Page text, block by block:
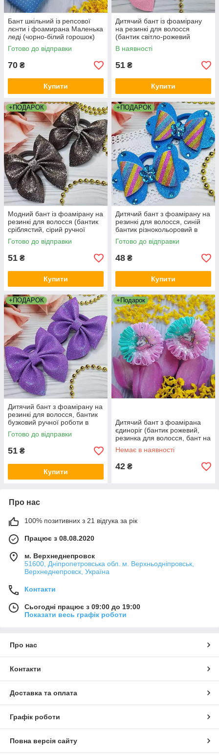
Бант шкільний із репсової
лєнти і фоамирана Маленька
леді (чорно-білий горошок)
Готово до відправки
70 ₴
Купити
Дитячий бант із фоамірану
на резинкі для волосся
(бантик світло-рожевий
ручної роботи в школу
новорічні банти канзаші для
В наявності
51 ₴
Купити
+ПОДАРОК
Модний бант із фоамірану на
резинкі для волосся (бантик
сріблястий, сірий ручної
роботи канзаші шкільні
банти)
Готово до відправки
51 ₴
Купити
+ПОДАРОК
Дитячий бант з фоамірану на
резинкі для волосся, синій
бантик різнокольоровий в
школу канзаші шкільні банти
Готово до відправки
48 ₴
Купити
+ПОДАРОК
Дитячий бант з фоамірану на
резинкі для волосся, бантик
бузковий ручної роботи в
школу канзаші шкільні банти
Готово до відправки
51 ₴
Купити
+Подарок
Дитячий бант з фоамірана
єдиноріг (бантик рожевий,
резинка для волосся, бант на
резинкі на голову)
Немає в наявності
42 ₴
Про нас
100% позитивних з 21 відгука за рік
Працює з 08.08.2020
м. Верхнеднепровск
51600, Дніпропетровська обл. м. Верхньодніпровськ,
Верхнеднепровск, Україна
Контакти
Сьогодні працює з 09:00 до 19:00
Показати весь графік роботи
Про нас
Контакти
Доставка та оплата
Графік роботи
Повна версія сайту